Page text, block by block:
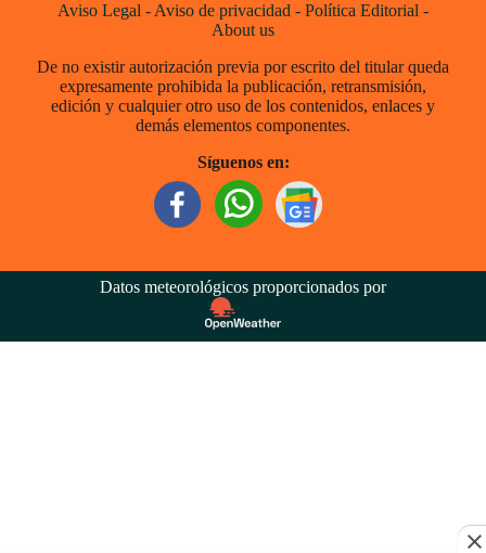
Aviso Legal - Aviso de privacidad - Política Editorial -
About us
De no existir autorización previa por escrito del titular queda
expresamente prohibida la publicación, retransmisión,
edición y cualquier otro uso de los contenidos, enlaces y
demás elementos componentes.
Síguenos en:
Datos meteorológicos proporcionados por